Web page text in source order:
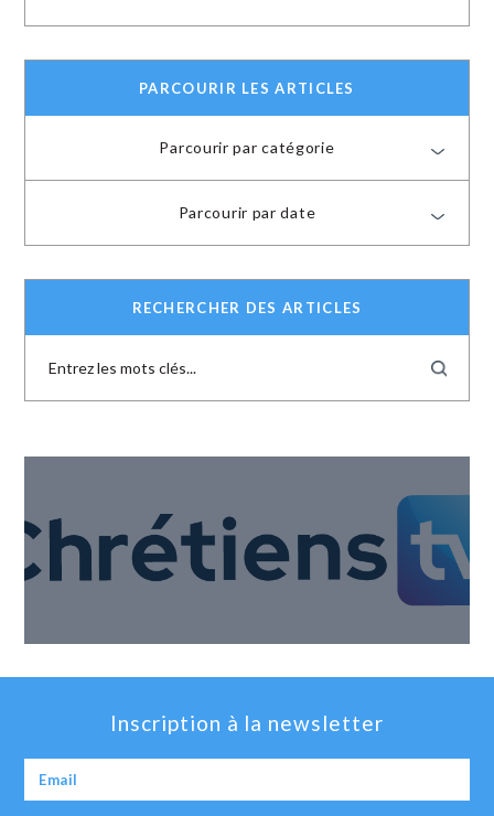
PARCOURIR LES ARTICLES
Parcourir par catégorie
Parcourir par date
RECHERCHER DES ARTICLES
Inscription à la newsletter